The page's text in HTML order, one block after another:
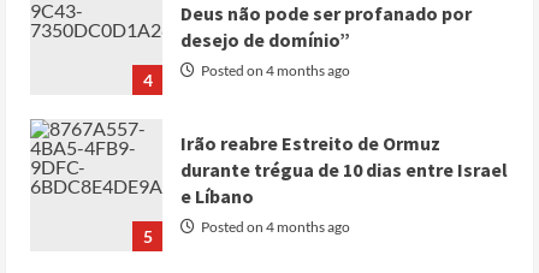
4
Deus não pode ser profanado por
desejo de domínio”
Posted on 4 months ago
5
Irão reabre Estreito de Ormuz
durante trégua de 10 dias entre Israel
e Líbano
Posted on 4 months ago